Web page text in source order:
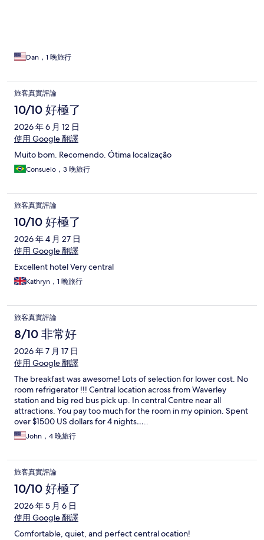
Dan，1 晚旅行
旅客真實評論
10/10 好極了
2026 年 6 月 12 日
使用 Google 翻譯
Muito bom. Recomendo. Ótima localização
Consuelo，3 晚旅行
旅客真實評論
10/10 好極了
2026 年 4 月 27 日
使用 Google 翻譯
Excellent hotel Very central
Kathryn，1 晚旅行
旅客真實評論
8/10 非常好
2026 年 7 月 17 日
使用 Google 翻譯
The breakfast was awesome! Lots of selection for lower cost. No
room refrigerator !!! Central location across from Waverley
station and big red bus pick up. In central Centre near all
attractions. You pay too much for the room in my opinion. Spent
over $1500 US dollars for 4 nights…..
John，4 晚旅行
旅客真實評論
10/10 好極了
2026 年 5 月 6 日
使用 Google 翻譯
Comfortable, quiet, and perfect central ocation!